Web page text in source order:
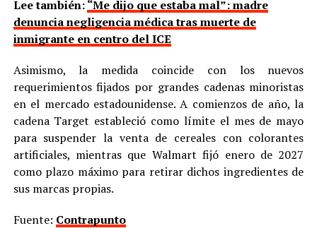
Lee también:“Me dijo que estaba mal”: madre
denuncia negligencia médica tras muerte de
inmigrante en centro del ICE
Asimismo, la medida coincide con los nuevos
requerimientos fijados por grandes cadenas minoristas
en el mercado estadounidense. A comienzos de año, la
cadena Target estableció como límite el mes de mayo
para suspender la venta de cereales con colorantes
artificiales, mientras que Walmart fijó enero de 2027
como plazo máximo para retirar dichos ingredientes de
sus marcas propias.
Fuente: Contrapunto